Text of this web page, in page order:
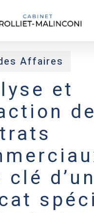
Affaires
et
de
clé d’un